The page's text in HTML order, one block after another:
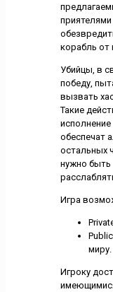
корабль от
Убийцы, в
победу,
вызвать
Такие
обеспечат
остальных
нужно быть
Игра
миру.
Игроку